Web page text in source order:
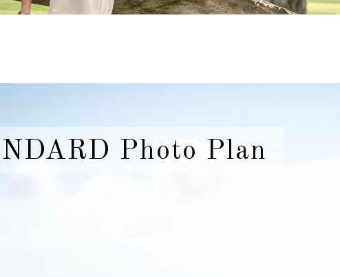
Photo Plan